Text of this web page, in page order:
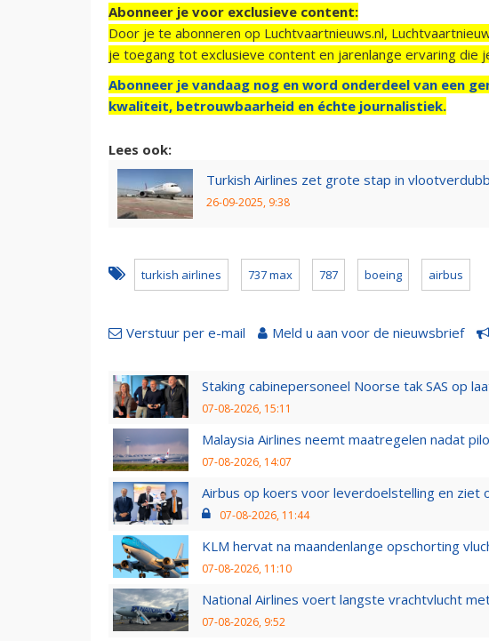
Abonneer je voor exclusieve content:
Door je te abonneren op Luchtvaartnieuws.nl,
je toegang tot exclusieve content en jarenlange ervaring
Abonneer je vandaag nog en word onderdeel van een
kwaliteit, betrouwbaarheid en échte journalistiek.
Lees ook:
Turkish Airlines zet grote stap in
26-09-2025, 9:38
turkish airlines 737 max 787 boeing airbus
Verstuur per e-mail Meld u aan voor de nieuwsbrief
Staking cabinepersoneel Noorse tak SAS op
07-08-2026, 15:11
Malaysia Airlines neemt maatregelen nadat
07-08-2026, 14:07
Airbus op koers voor leverdoelstelling en
07-08-2026, 11:44
KLM hervat na maandenlange opschorting
07-08-2026, 11:10
National Airlines voert langste vrachtvlucht
07-08-2026, 9:52